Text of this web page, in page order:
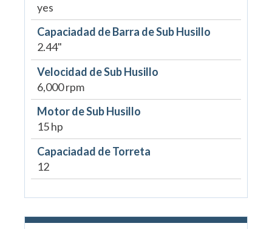
yes
Capaciadad de Barra de Sub Husillo
2.44"
Velocidad de Sub Husillo
6,000 rpm
Motor de Sub Husillo
15 hp
Capaciadad de Torreta
12